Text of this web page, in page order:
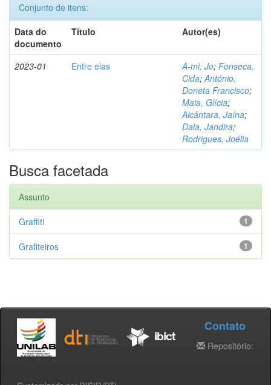
Conjunto de itens:
Data do
documento
Título Autor(es)
2023-01 Entre elas A-mi, Jo; Fonseca,
Cida;António,
Doneta Francisco;
Maia, Glícia;
Alcântara, Jaína;
Dala, Jandira;
Rodrigues, Joélia
Busca facetada
Assunto
1
Graffiti
1
Grafiteiros
Contato
Repositório: